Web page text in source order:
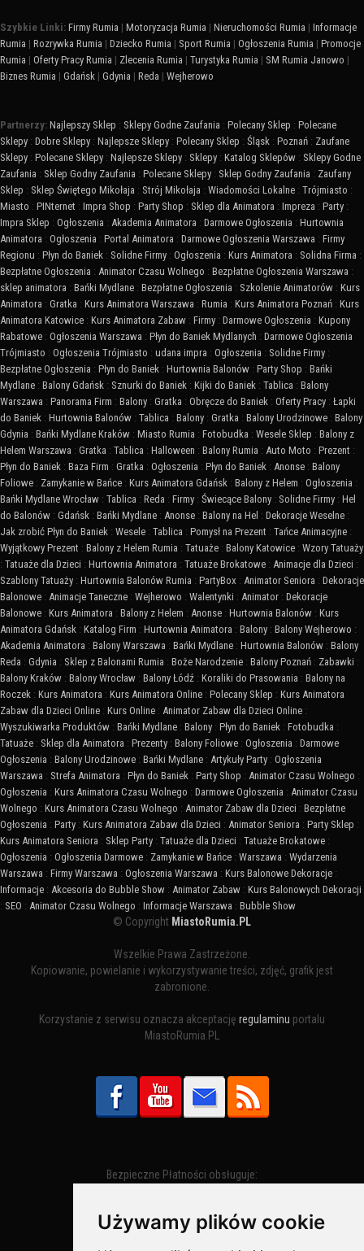
Używamy plików cookie
Szybkie Linki: Firmy Rumia | Motoryzacja Rumia | Nieruchomości Rumia | Informacje
Rumia | Rozrywka Rumia | Dziecko Rumia | Sport Rumia | Ogłoszenia Rumia | Promocje
Rumia | Oferty Pracy Rumia | Zlecenia Rumia | Turystyka Rumia | SM Rumia Janowo |
Biznes Rumia | Gdańsk | Gdynia | Reda | Wejherowo
Partnerzy: Najlepszy Sklep : Sklepy Godne Zaufania : Polecany Sklep : Polecane
Sklepy : Dobre Sklepy : Najlepsze Sklepy : Polecany Sklep : Śląsk : Poznań : Zaufane
Sklepy : Polecane Sklepy : Najlepsze Sklepy : Sklepy : Katalog Sklepów : Sklepy Godne
Zaufania : Sklep Godny Zaufania : Polecane Sklepy : Sklep Godny Zaufania : Zaufany
Sklep : Sklep Świętego Mikołaja : Strój Mikołaja : Wiadomości Lokalne : Trójmiasto :
Miasto : PINternet : Impra Shop : Party Shop : Sklep dla Animatora : Impreza : Party :
Impra Sklep : Ogłoszenia : Akademia Animatora : Darmowe Ogłoszenia : Hurtownia
Animatora : Ogłoszenia : Portal Animatora : Darmowe Ogłoszenia Warszawa : Firmy
Regionu : Płyn do Baniek : Solidne Firmy : Ogłoszenia : Kurs Animatora : Solidna Firma :
Bezpłatne Ogłoszenia : Animator Czasu Wolnego : Bezpłatne Ogłoszenia Warszawa :
sklep animatora : Bańki Mydlane : Bezpłatne Ogłoszenia : Szkolenie Animatorów : Kurs
Animatora : Gratka : Kurs Animatora Warszawa : Rumia : Kurs Animatora Poznań : Kurs
Animatora Katowice : Kurs Animatora Zabaw : Firmy : Darmowe Ogłoszenia : Kupony
Rabatowe : Ogłoszenia Warszawa : Płyn do Baniek Mydlanych : Darmowe Ogłoszenia
Trójmiasto : Ogłoszenia Trójmiasto : udana impra : Ogłoszenia : Solidne Firmy :
Bezpłatne Ogłoszenia : Płyn do Baniek : Hurtownia Balonów : Party Shop : Bańki
Mydlane : Balony Gdańsk : Sznurki do Baniek : Kijki do Baniek : Tablica : Balony
Warszawa : Panorama Firm : Balony : Gratka : Obręcze do Baniek : Oferty Pracy : Łapki
do Baniek : Hurtownia Balonów : Tablica : Balony : Gratka : Balony Urodzinowe : Balony
Gdynia : Bańki Mydlane Kraków : Miasto Rumia : Fotobudka : Wesele Sklep : Balony z
Helem Warszawa : Gratka : Tablica : Halloween : Balony Rumia : Auto Moto : Prezent :
Płyn do Baniek : Baza Firm : Gratka : Ogłoszenia : Płyn do Baniek : Anonse : Balony
Foliowe : Zamykanie w Bańce : Kurs Animatora Gdańsk : Balony z Helem : Ogłoszenia :
Bańki Mydlane Wrocław : Tablica : Reda : Firmy : Świecące Balony : Solidne Firmy : Hel
do Balonów : Gdańsk : Bańki Mydlane : Anonse : Balony na Hel : Dekoracje Weselne :
Jak zrobić Płyn do Baniek : Wesele : Tablica : Pomysł na Prezent : Tańce Animacyjne :
Wyjątkowy Prezent : Balony z Helem Rumia : Tatuaże : Balony Katowice : Wzory Tatuaży
: Tatuaże dla Dzieci : Hurtownia Animatora : Tatuaże Brokatowe : Animacje dla Dzieci :
Szablony Tatuaży : Hurtownia Balonów Rumia : PartyBox : Animator Seniora : Dekoracje
Balonowe : Animacje Taneczne : Wejherowo : Walentynki : Animator : Dekoracje
Balonowe : Kurs Animatora : Balony z Helem : Anonse : Hurtownia Balonów : Kurs
Animatora Gdańsk : Katalog Firm : Hurtownia Animatora : Balony : Balony Wejherowo :
Akademia Animatora : Balony Warszawa : Bańki Mydlane : Hurtownia Balonów : Balony
Reda : Gdynia : Sklep z Balonami Rumia : Boże Narodzenie : Balony Poznań : Zabawki :
Balony Kraków : Balony Wrocław : Balony Łódź : Koraliki do Prasowania : Balony na
Roczek : Kurs Animatora : Kurs Animatora Online : Polecany Sklep : Kurs Animatora
Zabaw dla Dzieci Online : Kurs Online : Animator Zabaw dla Dzieci Online :
Wyszukiwarka Produktów : Bańki Mydlane : Balony : Płyn do Baniek : Fotobudka :
Tatuaże : Sklep dla Animatora : Prezenty : Balony Foliowe : Ogłoszenia : Darmowe
Ogłoszenia : Balony Urodzinowe : Bańki Mydlane : Artykuły Party : Ogłoszenia
Warszawa : Strefa Animatora : Płyn do Baniek : Party Shop : Animator Czasu Wolnego :
Ogłoszenia : Kurs Animatora Czasu Wolnego : Darmowe Ogłoszenia : Animator Czasu
Wolnego : Kurs Animatora Czasu Wolnego : Animator Zabaw dla Dzieci : Bezpłatne
Ogłoszenia : Party : Kurs Animatora Zabaw dla Dzieci : Animator Seniora : Party Sklep :
Kurs Animatora Seniora : Sklep Party : Tatuaże dla Dzieci : Tatuaże Brokatowe :
Ogłoszenia : Ogłoszenia Darmowe : Zamykanie w Bańce : Warszawa : Wydarzenia
Warszawa : Firmy Warszawa : Ogłoszenia Warszawa : Kurs Balonowe Dekoracje :
Informacje : Akcesoria do Bubble Show : Animator Zabaw : Kurs Balonowych Dekoracji
: SEO : Animator Czasu Wolnego : Informacje Warszawa : Bubble Show
© Copyright MiastoRumia.PL
Wszelkie Prawa Zastrzeżone.
Kopiowanie, powielanie i wykorzystywanie treści, zdjęć, grafik jest
zabronione.
Korzystanie z serwisu oznacza akceptację regulaminu portalu
MiastoRumia.PL
Bezpieczne Płatności obsługuje: